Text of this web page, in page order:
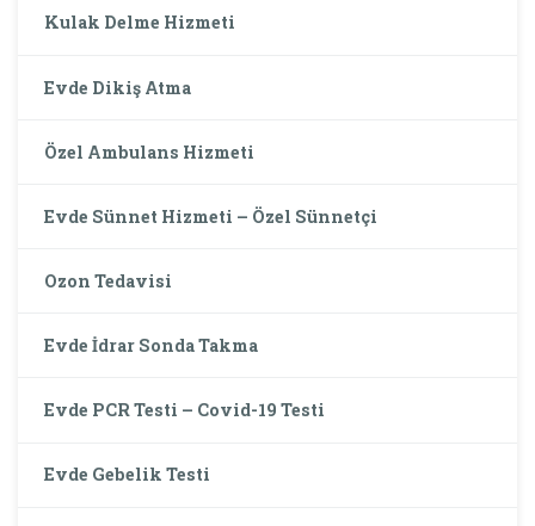
Kulak Delme Hizmeti
Evde Dikiş Atma
Özel Ambulans Hizmeti
Evde Sünnet Hizmeti – Özel Sünnetçi
Ozon Tedavisi
Evde İdrar Sonda Takma
Evde PCR Testi – Covid-19 Testi
Evde Gebelik Testi